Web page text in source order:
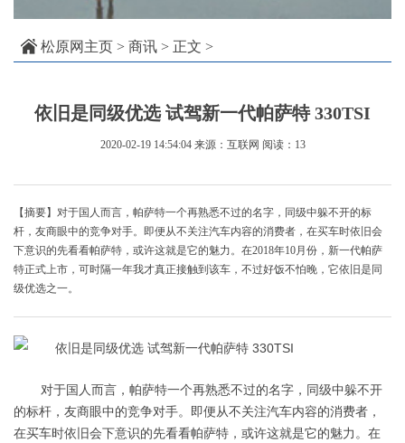
松原网主页 > 商讯 > 正文 >
依旧是同级优选 试驾新一代帕萨特 330TSI
2020-02-19 14:54:04 来源：互联网 阅读：13
【摘要】对于国人而言，帕萨特一个再熟悉不过的名字，同级中躲不开的标
杆，友商眼中的竞争对手。即便从不关注汽车内容的消费者，在买车时依旧会
下意识的先看看帕萨特，或许这就是它的魅力。在2018年10月份，新一代帕萨
特正式上市，可时隔一年我才真正接触到该车，不过好饭不怕晚，它依旧是同
级优选之一。
对于国人而言，帕萨特一个再熟悉不过的名字，同级中躲不开
的标杆，友商眼中的竞争对手。即便从不关注汽车内容的消费者，
在买车时依旧会下意识的先看看帕萨特，或许这就是它的魅力。在